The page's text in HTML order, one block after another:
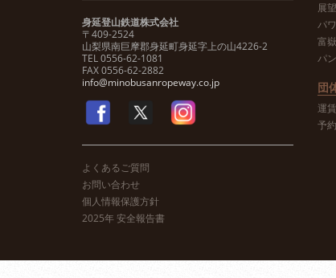
身延登山鉄道株式会社
〒409-2524
山梨県南巨摩郡身延町身延字上の山4226-2
TEL 0556-62-1081
FAX 0556-62-2882
info@minobusanropeway.co.jp
よくあるご質問
お問い合わせ
個人情報保護方針
2025年 安全報告書
展
パ
富
パ
団
運
予